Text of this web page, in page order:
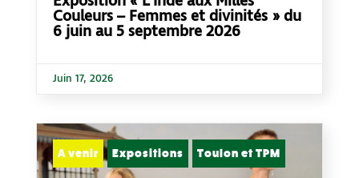
Couleurs – Femmes et divinités » du
6 juin au 5 septembre 2026
Juin 17, 2026
A venir Expositions Toulon et TPM